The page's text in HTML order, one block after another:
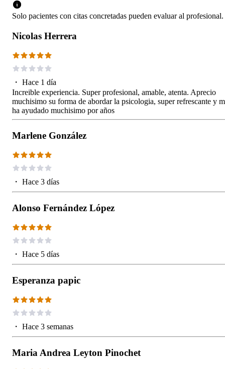
Solo pacientes con citas concretadas pueden evaluar al profesional.
Nicolas Herrera
・ Hace 1 día
Increible experiencia. Super profesional, amable, atenta. Aprecio
muchisimo su forma de abordar la psicologia, super refrescante y
ha ayudado muchisimo por años
Marlene González
・ Hace 3 días
Alonso Fernández López
・ Hace 5 días
Esperanza papic
・ Hace 3 semanas
Maria Andrea Leyton Pinochet